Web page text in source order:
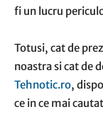
fi un lucru
Totusi, cat de
noastra si cat de
Tehnotic.ro,
ce in ce mai